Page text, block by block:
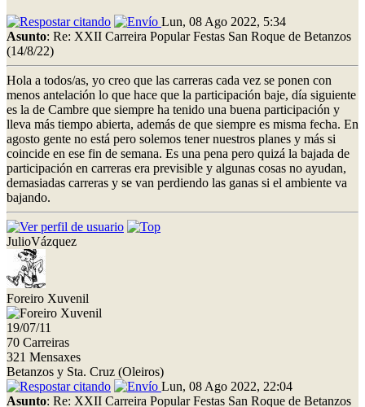
Lun, 08 Ago 2022, 5:34
Asunto: Re: XXII Carreira Popular Festas San Roque de Betanzos
(14/8/22)
Hola a todos/as, yo creo que las carreras cada vez se ponen con
menos antelación lo que hace que la participación baje, día siguiente
es la de Cambre que siempre ha tenido una buena participación y
lleva más tiempo abierta, además de que siempre es misma fecha. En
agosto gente no está pero solemos tener nuestros planes y más si
coincide en ese fin de semana. Es una pena pero quizá la bajada de
participación en carreras era previsible y algunas cosas no ayudan,
demasiadas carreras y se van perdiendo las ganas si el ambiente va
bajando.
JulioVázquez
Foreiro Xuvenil
19/07/11
70 Carreiras
321 Mensaxes
Betanzos y Sta. Cruz (Oleiros)
Lun, 08 Ago 2022, 22:04
Asunto: Re: XXII Carreira Popular Festas San Roque de Betanzos